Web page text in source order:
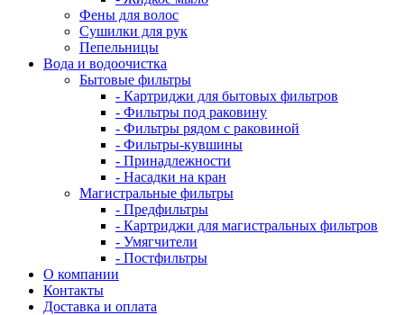
Фены для волос
Сушилки для рук
Пепельницы
Вода и водоочистка
Бытовые фильтры
- Картриджи для бытовых фильтров
- Фильтры под раковину
- Фильтры рядом с раковиной
- Фильтры-кувшины
- Принадлежности
- Насадки на кран
Магистральные фильтры
- Предфильтры
- Картриджи для магистральных фильтров
- Умягчители
- Постфильтры
О компании
Контакты
Доставка и оплата